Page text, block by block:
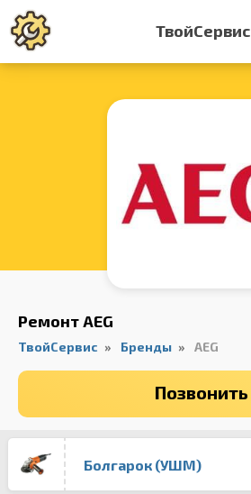
ТвойСервис
Контакты
Ремонт AEG
ТвойСервис Бренды AEG
Позвонить
Болгарок (УШМ)